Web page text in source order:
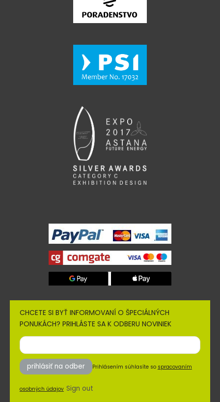
CHCETE SI BYŤ INFORMOVANÍ O ŠPECIÁLNÝCH
PONUKÁCH? PRIHLÁSTE SA K ODBERU NOVINIEK
prihlásiť na odber Prihlásením súhlasíte so spracovaním
osobných údajov Sign out